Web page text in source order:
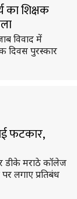
का शिक्षक
विवाद में
दिवस पुरस्कार
फटकार,
डीके मराठे कॉलेज
लगाए प्रतिबंध